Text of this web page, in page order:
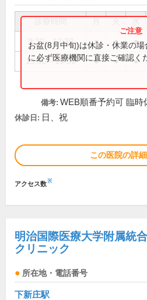
9:30～12:30 ● ● ●
15:30～19:00 ● ● ●
お盆(8月中旬)は休診・休業の
に必ず医療機関に直接ご確認く
備考: WEB順番予約可 臨時
休診日: 日、祝
この医院の詳
アクセス数※
明治国際医療大学附属統
クリニック
所在地・電話番号
下新庄駅